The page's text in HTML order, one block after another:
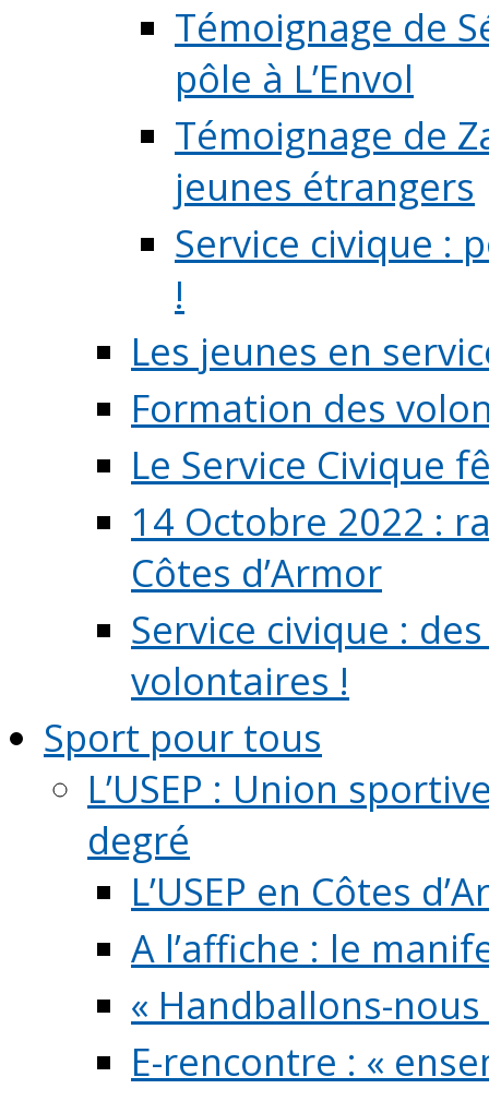
Témoignage de
pôle à L’Envol
Témoignage de
jeunes étrangers
Service civique :
!
Les jeunes en
Formation des
Le Service Civique
14 Octobre 2022 :
Côtes d’Armor
Service civique :
volontaires !
Sport pour tous
L’USEP : Union
degré
L’USEP en Côtes
A l’affiche : le
« Handballons-
E-rencontre : «